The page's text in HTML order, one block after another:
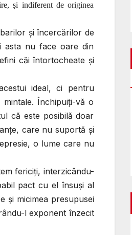
şi indiferent de originea
şi încercărilor de
asta nu face oare din
căi întortocheate şi
ideal, ci pentru
Închipuiţi-vă o
că este posibilă doar
care nu suportă şi
o lume care nu
fericiţi, interzicându-
pact cu el însuşi al
şi micimea presupusei
l exponent înzecit